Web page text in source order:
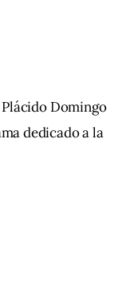
Domingo
dedicado a la